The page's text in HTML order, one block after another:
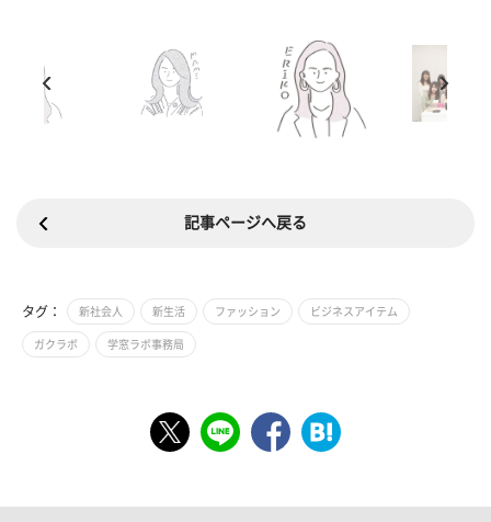
記事ページへ戻る
タグ： 新社会人 新生活 ファッション ビジネスアイテム
ガクラボ 学窓ラボ事務局